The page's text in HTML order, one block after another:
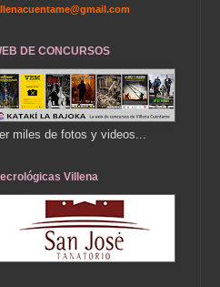
DE CONCURSOS
miles de fotos y videos...
Villena